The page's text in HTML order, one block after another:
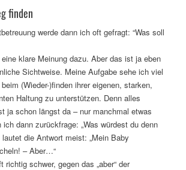
finden
werde dann ich oft gefragt: “Was soll
klare Meinung dazu. Aber das ist ja eben
Sichtweise. Meine Aufgabe sehe ich viel
(Wieder-)finden ihrer eigenen, starken,
Haltung zu unterstützen. Denn alles
ja schon längst da – nur manchmal etwas
dann zurückfrage: „Was würdest du denn
die Antwort meist: „Mein Baby
– Aber…“
richtig schwer, gegen das „aber“ der